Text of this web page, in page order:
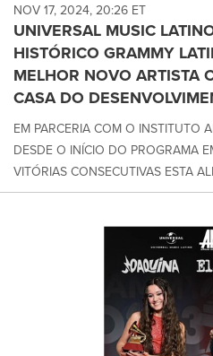
NOV 17, 2024, 20:26 ET
UNIVERSAL MUSIC
HISTÓRICO GRAMMY
MELHOR NOVO ARTISTA
CASA DO
EM PARCERIA COM O INSTITUTO
DESDE O INÍCIO DO PROGRAMA
VITÓRIAS CONSECUTIVAS ESTA